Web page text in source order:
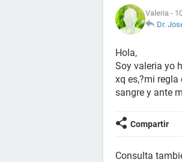
Valeria -
Dr.
Hola,
Soy valeria yo
xq es,?mi
sangre y ante
Compartir
Consulta